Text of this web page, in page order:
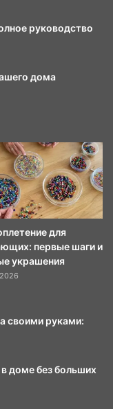
руководство
дома
для
первые шаги и
украшения
своими руками:
доме без больших